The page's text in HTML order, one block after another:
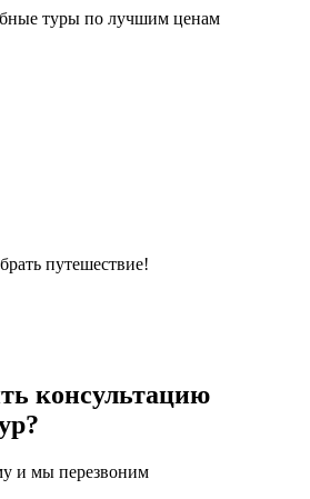
туры по лучшим ценам
путешествие!
консультацию
и мы перезвоним